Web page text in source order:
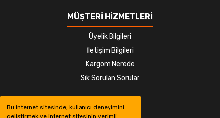
Bu internet sitesinde, kullanıcı deneyimini
geliştirmek ve internet sitesinin verimli
MÜŞTERİ HİZMETLERİ
Üyelik Bilgileri
İletişim Bilgileri
Kargom Nerede
Sık Sorulan Sorular